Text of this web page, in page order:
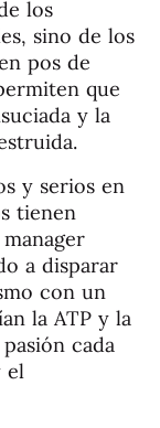
los
sino de los
pos de
que
y la
y serios en
tienen
a disparar
con un
la ATP y la
cada
el